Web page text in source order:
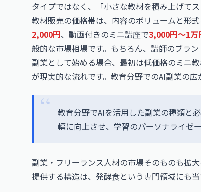
タイプではなく、「小さな教材を積み上げて
教材販売の価格帯は、内容のボリュームと形
2,000円、動画付きのミニ講座で3,000円〜1万
般的な市場相場です。もちろん、講師のブラ
副業として始める場合、最初は低価格のミニ
が現実的な流れです。教育分野でのAI副業の
教育分野でAIを活用した副業の種類と
幅に向上させ、学習のパーソナライゼ
副業・フリーランス人材の市場そのものも拡
提供する構造は、発酵食という専門領域にも当